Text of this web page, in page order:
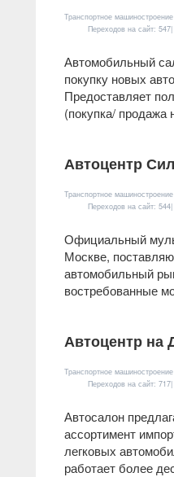
Транспортное
Переходов на сайт:
Автомобильный
покупку новых
Предоставляет
(покупка/
Автоцентр
Транспортное
Переходов на сайт:
Официальный
Москве,
автомобильный
востребованные
Автоцентр на
Транспортное
Переходов на сайт:
Автосалон
ассортимент
легковых
работает более